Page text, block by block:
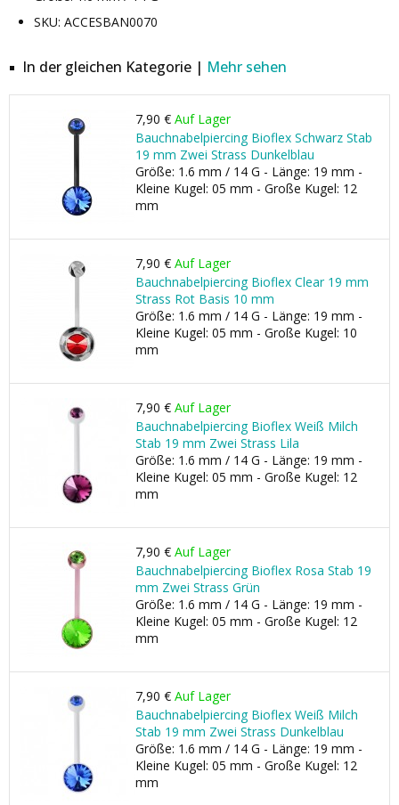
SKU: ACCESBAN0070
In der gleichen Kategorie | Mehr sehen
7,90 € Auf Lager
Bauchnabelpiercing Bioflex Schwarz Stab
19 mm Zwei Strass Dunkelblau
Größe: 1.6 mm / 14 G - Länge: 19 mm -
Kleine Kugel: 05 mm - Große Kugel: 12
mm
7,90 € Auf Lager
Bauchnabelpiercing Bioflex Clear 19 mm
Strass Rot Basis 10 mm
Größe: 1.6 mm / 14 G - Länge: 19 mm -
Kleine Kugel: 05 mm - Große Kugel: 10
mm
7,90 € Auf Lager
Bauchnabelpiercing Bioflex Weiß Milch
Stab 19 mm Zwei Strass Lila
Größe: 1.6 mm / 14 G - Länge: 19 mm -
Kleine Kugel: 05 mm - Große Kugel: 12
mm
7,90 € Auf Lager
Bauchnabelpiercing Bioflex Rosa Stab 19
mm Zwei Strass Grün
Größe: 1.6 mm / 14 G - Länge: 19 mm -
Kleine Kugel: 05 mm - Große Kugel: 12
mm
7,90 € Auf Lager
Bauchnabelpiercing Bioflex Weiß Milch
Stab 19 mm Zwei Strass Dunkelblau
Größe: 1.6 mm / 14 G - Länge: 19 mm -
Kleine Kugel: 05 mm - Große Kugel: 12
mm